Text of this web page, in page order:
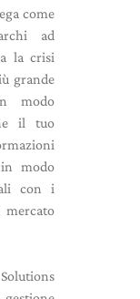
come
ad
la crisi
grande
modo
il tuo
modo
con i